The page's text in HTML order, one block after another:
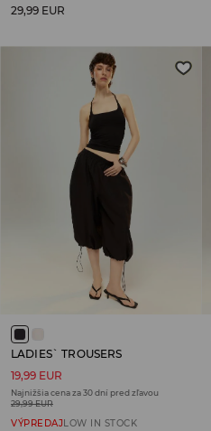
29,99 EUR
LADIES` TROUSERS
19,99 EUR
Najnižšia cena za 30 dní pred zľavou
29,99 EUR
VÝPREDAJLOW IN STOCK